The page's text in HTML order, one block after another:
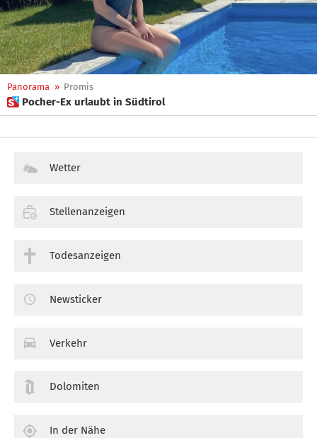
Panorama » Promis
 Pocher-Ex urlaubt in Südtirol
Wetter
Stellenanzeigen
Todesanzeigen
Newsticker
Verkehr
Dolomiten
In der Nähe